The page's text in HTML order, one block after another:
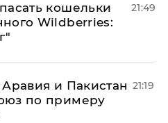
кошельки
Wildberries:
21:49
и Пакистан
по примеру
21:19